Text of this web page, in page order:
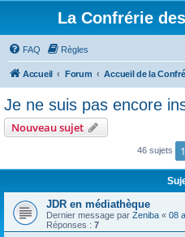
La Confrérie
FAQ Règles
Accueil Forum Accueil de la
Je ne suis pas encore
Nouveau sujet
46 sujets 1
JDR en médiathèque
Dernier message par Zeniba « 08
Réponses : 7